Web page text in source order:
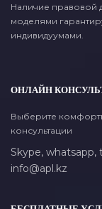
Наличие правовой
моделями
индивидуумами.
ОНЛАЙН
Выберите
консультации
Skype, whatsapp,
info@apl.kz